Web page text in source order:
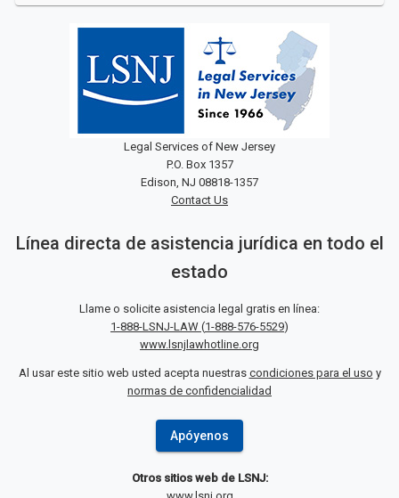
Legal Services of New Jersey
P.O. Box 1357
Edison, NJ 08818-1357
Contact Us
Línea directa de asistencia jurídica en todo el
estado
Llame o solicite asistencia legal gratis en línea:
1-888-LSNJ-LAW (1-888-576-5529)
www.lsnjlawhotline.org
Al usar este sitio web usted acepta nuestras condiciones para el uso y
normas de confidencialidad
Apóyenos
Otros sitios web de LSNJ: